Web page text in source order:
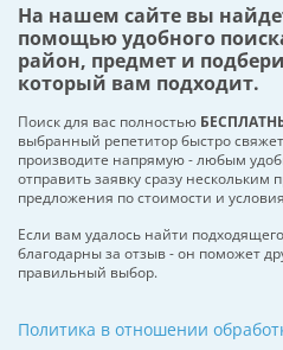
На нашем сайте вы
помощью удобного
район, предмет и
который вам подходит.
Поиск для вас полностью
выбранный репетитор быстро
производите напрямую - любым
отправить заявку сразу нескольким
предложения по стоимости и
Если вам удалось найти
благодарны за отзыв - он поможет
правильный выбор.
Политика в отношении